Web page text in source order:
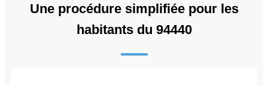
Une procédure simplifiée pour les
habitants du 94440